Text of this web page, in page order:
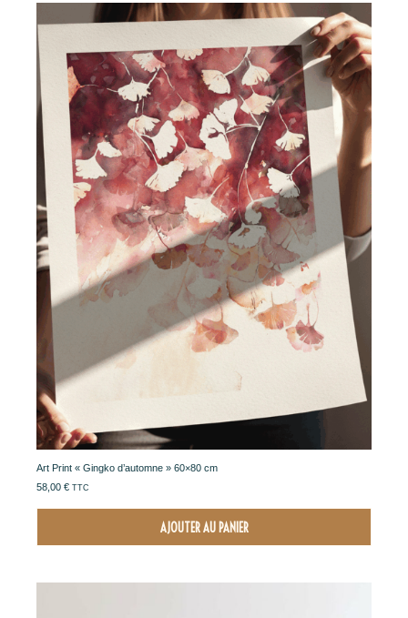
Art Print « Gingko d’automne » 60×80 cm
58,00 € TTC
AJOUTER AU PANIER